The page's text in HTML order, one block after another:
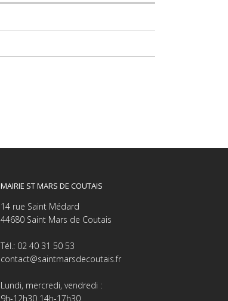
MAIRIE ST MARS DE COUTAIS
14 rue Saint Médard
44680 Saint Mars de Coutais
Tél.: 02 40 31 50 53
contact@saintmarsdecoutais.fr
Lundi, mercredi, vendredi :
9h-12h30 14h-17h30